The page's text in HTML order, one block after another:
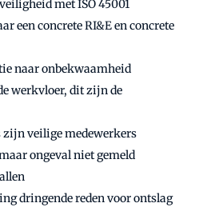
met ISO 45001
een concrete RI&E en concrete
naar onbekwaamheid
werkvloer, dit zijn de
zijn veilige medewerkers
ongeval niet gemeld
dringende reden voor ontslag